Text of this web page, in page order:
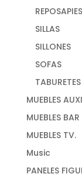
SILLAS
SILLONES
SOFAS
MUEBLES
MUEBLES BAR
MUEBLES TV.
Music
PANELES